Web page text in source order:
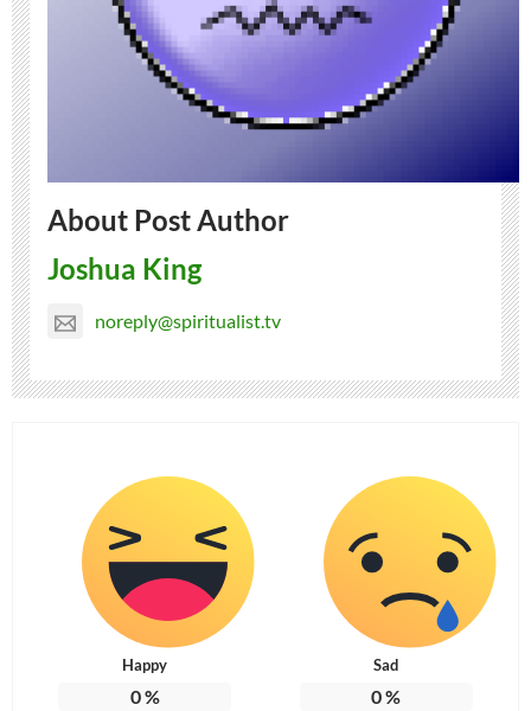
About Post Author
Joshua King
noreply@spiritualist.tv
Happy
0%
Sad
0%